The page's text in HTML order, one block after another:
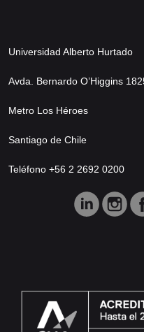
Universidad Alberto Hurtado
Avda. Bernardo O’Higgins
Metro Los Héroes
Santiago de Chile
Teléfono +56 2 2692 0200